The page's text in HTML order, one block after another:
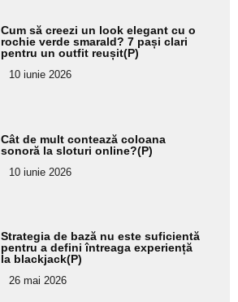
Cum să creezi un look elegant cu o
rochie verde smarald? 7 pași clari
pentru un outfit reușit(P)
10 iunie 2026
Cât de mult contează coloana
sonoră la sloturi online?(P)
10 iunie 2026
Strategia de bază nu este suficientă
pentru a defini întreaga experiență
la blackjack(P)
26 mai 2026